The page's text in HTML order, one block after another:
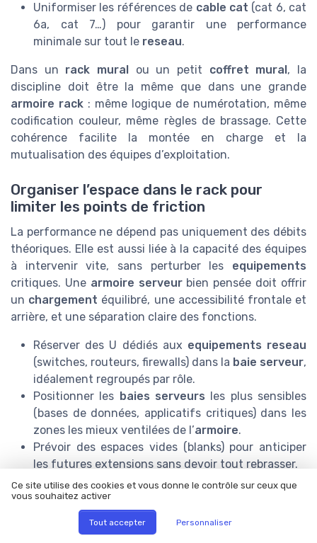
Uniformiser les références de cable cat (cat 6, cat
6a, cat 7…) pour garantir une performance
minimale sur tout le reseau.
Dans un rack mural ou un petit coffret mural , la
discipline doit être la même que dans une grande
armoire rack : même logique de numérotation, même
codification couleur, même règles de brassage. Cette
cohérence facilite la montée en charge et la
mutualisation des équipes d’exploitation.
Organiser l’espace dans le rack pour
limiter les points de friction
La performance ne dépend pas uniquement des débits
théoriques. Elle est aussi liée à la capacité des équipes
à intervenir vite, sans perturber les equipements
critiques. Une armoire serveurbien pensée doit offrir
un chargement équilibré, une accessibilité frontale et
arrière, et une séparation claire des fonctions.
Réserver des U dédiés aux equipements reseau
(switches, routeurs, firewalls) dans la baie serveur,
idéalement regroupés par rôle.
Positionner les baies serveurs les plus sensibles
(bases de données, applicatifs critiques) dans les
zones les mieux ventilées de l’armoire.
Prévoir des espaces vides (blanks) pour anticiper
les futures extensions sans devoir tout rebrasser.
Utiliser desaccessoiresdegestion cables
(goulottes, anneaux, passe câbles) pour éviter que
les faisceaux ne bloquent l’accès aux ports ou aux
tiroirs disques.
Ce site utilise des cookies et vous donne le contrôle sur ceux que
vous souhaitez activer
Tout accepter Personnaliser